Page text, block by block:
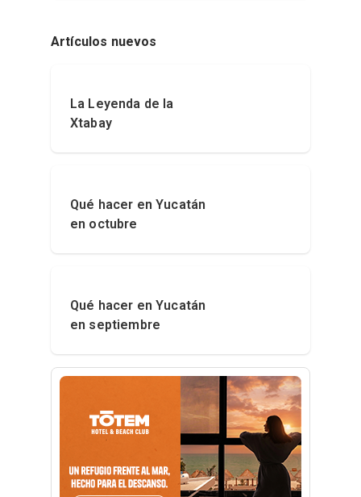
Artículos nuevos
La Leyenda de la
Xtabay
Qué hacer en Yucatán
en octubre
Qué hacer en Yucatán
en septiembre